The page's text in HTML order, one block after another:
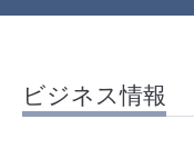
ビジネス情報